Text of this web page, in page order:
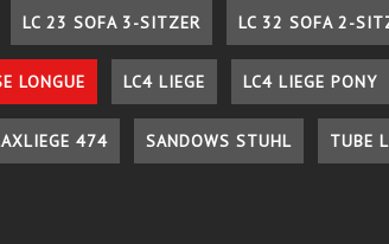
LC 23 SOFA 3-SITZER LC 32 SOFA 2-
LONGUE LC4 LIEGE LC4 LIEGE PONY
474 SANDOWS STUHL TUBE